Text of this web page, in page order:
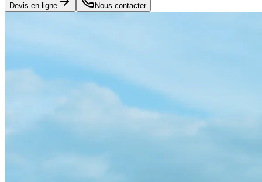
Devis en ligne Nous contacter